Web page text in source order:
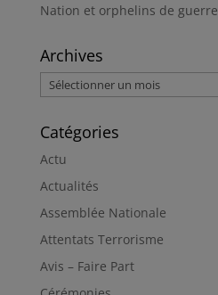
Nation et orphelins de guerre
Archives
Archives
Catégories
Actu
Actualités
Assemblée Nationale
Attentats Terrorisme
Avis – Faire Part